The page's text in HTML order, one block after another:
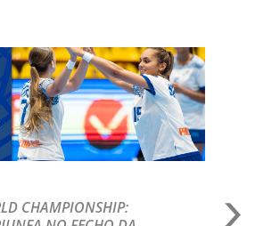
CHAMPIONSHIP: